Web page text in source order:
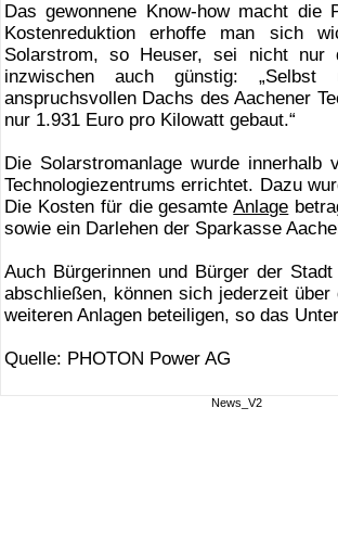
Das gewonnene Know-how macht die
Kostenreduktion erhoffe man sich
Solarstrom, so Heuser, sei nicht nur
inzwischen auch günstig: „Selbst
anspruchsvollen Dachs des Aachener
nur 1.931 Euro pro Kilowatt gebaut.“
Die Solarstromanlage wurde
Technologiezentrums errichtet. Dazu
Die Kosten für die gesamteAnlage
sowie ein Darlehen der Sparkasse
Auch Bürgerinnen und Bürger der
abschließen, können sich jederzeit
weiteren Anlagen beteiligen, so das
Quelle: PHOTON Power AG
News_V2